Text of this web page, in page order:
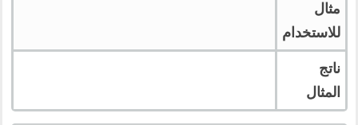
مثال
للاستخدام
ناتج
المثال